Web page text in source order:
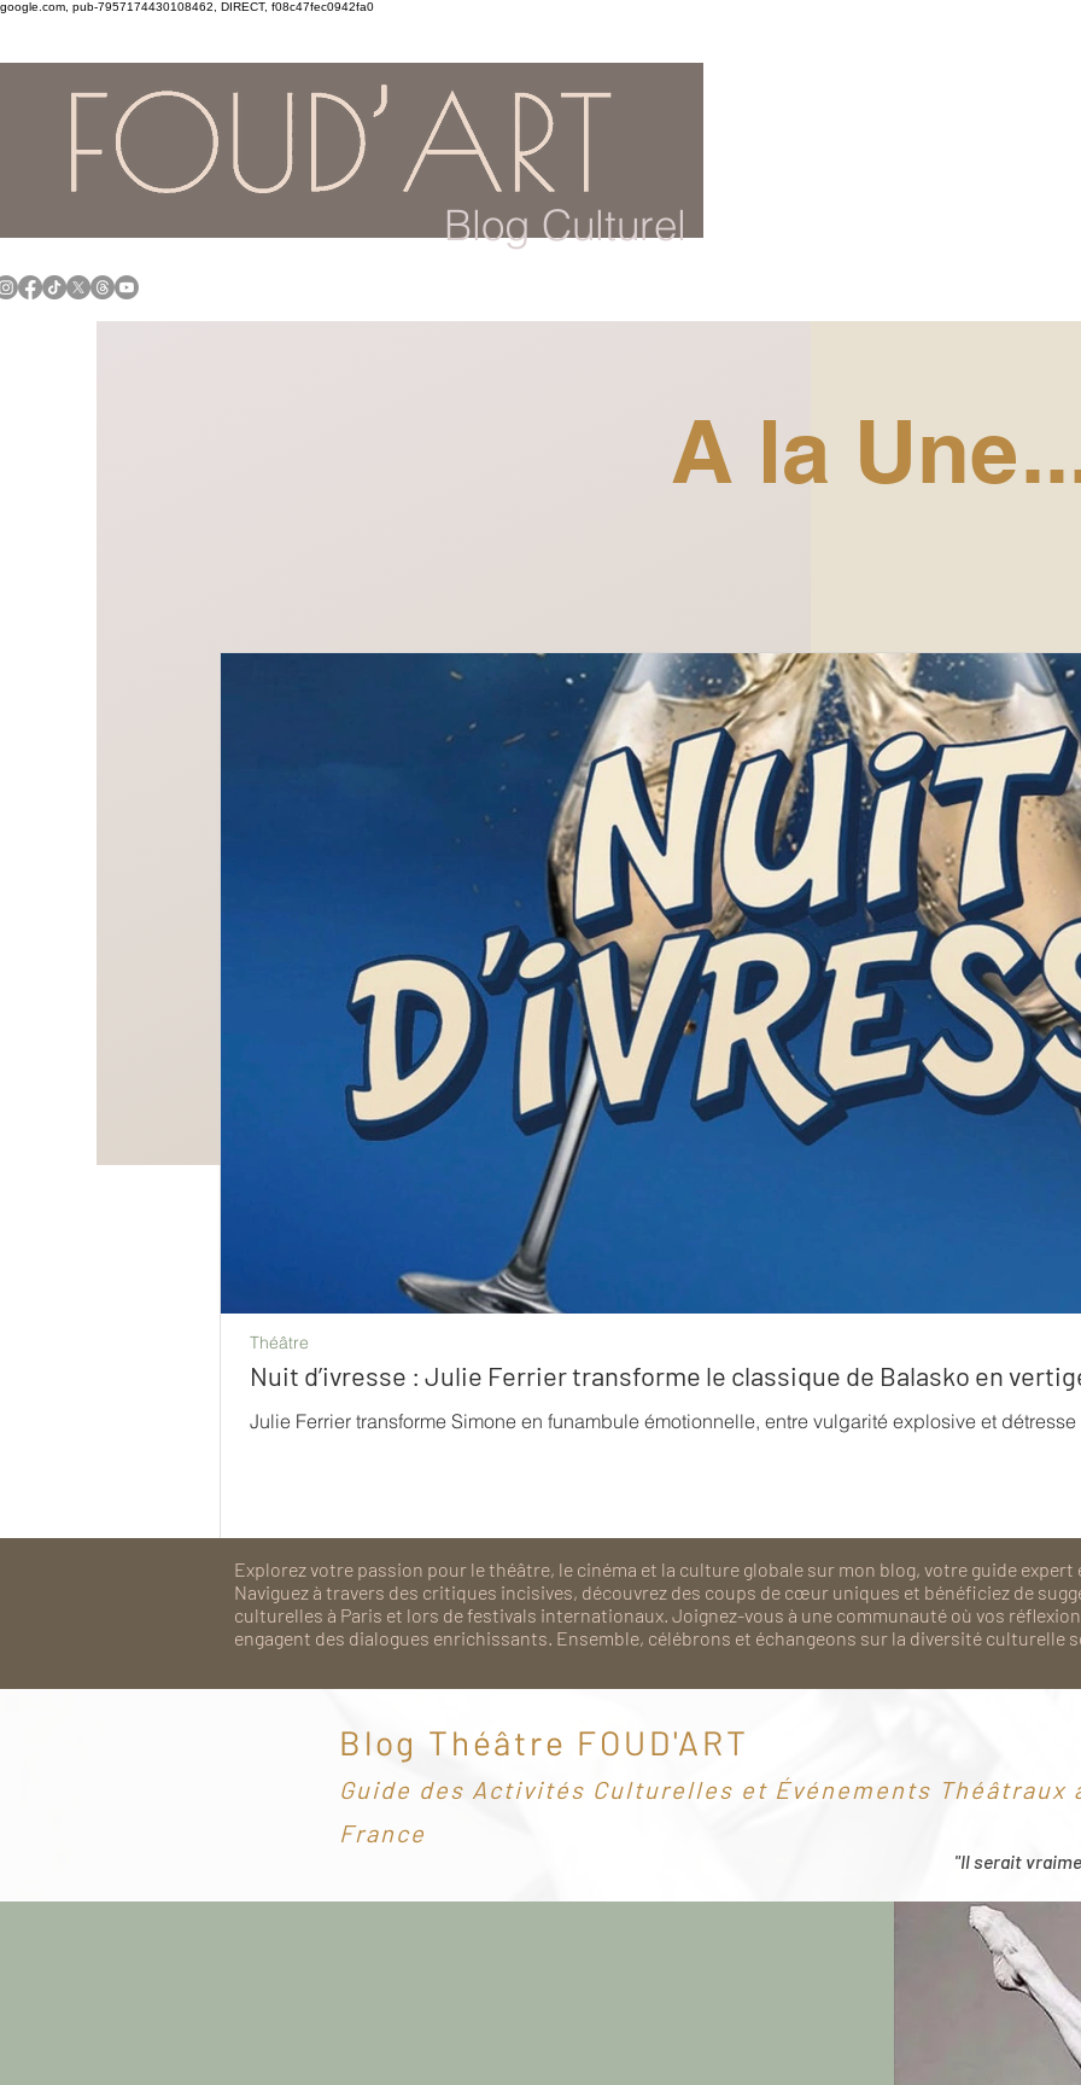
google.com, pub-7957174430108462, DIRECT, f08c47fec0942fa0
Blog Culturel
Nuit d’ivresse : Julie Ferrier transforme le classique de Balasko en
Julie Ferrier transforme Simone en funambule émotionnelle, entre vulgarité explosive et
Théâtre
A la
Explorez votre passion pour le théâtre, le cinéma et la culture globale sur mon blog, votre guide expert
Naviguez à travers des critiques incisives, découvrez des coups de cœur uniques et bénéficiez de
culturelles à Paris et lors de festivals internationaux. Joignez-vous à une communauté où vos
engagent des dialogues enrichissants. Ensemble, célébrons et échangeons sur la diversité culturelle
Blog Théâtre FOUD'ART
Guide des Activités Culturelles et Événements Théâtraux
France
"Il serait